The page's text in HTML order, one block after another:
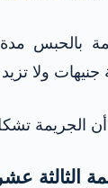
بالحبس
ولا تزيد
الثالثة